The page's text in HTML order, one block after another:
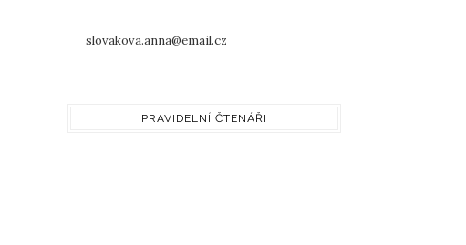
slovakova.anna@email.cz
PRAVIDELNÍ ČTENÁŘI